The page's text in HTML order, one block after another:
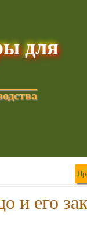
для
и его